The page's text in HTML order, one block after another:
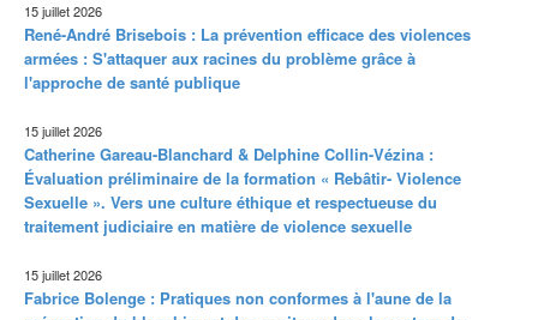
15 juillet 2026
René-André Brisebois : La prévention efficace des violences
armées : S'attaquer aux racines du problème grâce à
l'approche de santé publique
15 juillet 2026
Catherine Gareau-Blanchard & Delphine Collin-Vézina :
Évaluation préliminaire de la formation « Rebâtir- Violence
Sexuelle ». Vers une culture éthique et respectueuse du
traitement judiciaire en matière de violence sexuelle
15 juillet 2026
Fabrice Bolenge : Pratiques non conformes à l'aune de la